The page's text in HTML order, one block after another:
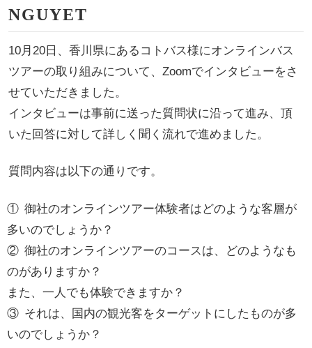
NGUYET
10月20日、香川県にあるコトバス様にオンラインバス
ツアーの取り組みについて、Zoomでインタビューをさ
せていただきました。
インタビューは事前に送った質問状に沿って進み、頂
いた回答に対して詳しく聞く流れで進めました。
質問内容は以下の通りです。
① 御社のオンラインツアー体験者はどのような客層が
多いのでしょうか？
② 御社のオンラインツアーのコースは、どのようなも
のがありますか？
また、一人でも体験できますか？
③ それは、国内の観光客をターゲットにしたものが多
いのでしょうか？